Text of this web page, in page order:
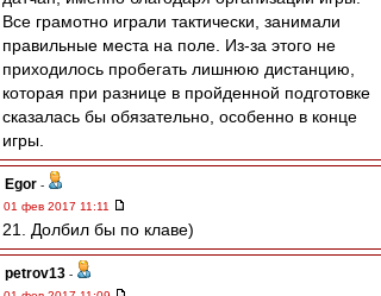
Все грамотно играли тактически, занимали
правильные места на поле. Из-за этого не
приходилось пробегать лишнюю дистанцию,
которая при разнице в пройденной подготовке
сказалась бы обязательно, особенно в конце
игры.
Egor -
01 фев 2017 11:11
21. Долбил бы по клаве)
petrov13 -